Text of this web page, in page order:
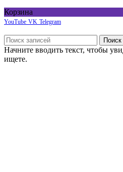
Корзина
YouTube VK Telegram
Поиск
Начните вводить текст, чтобы
ищете.